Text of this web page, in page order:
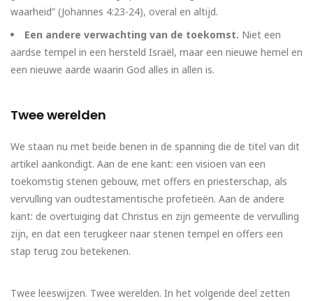
waarheid” (Johannes 4:23-24), overal en altijd.
Een andere verwachting van de toekomst. Niet een
aardse tempel in een hersteld Israël, maar een nieuwe hemel en
een nieuwe aarde waarin God alles in allen is.
Twee werelden
We staan nu met beide benen in de spanning die de titel van dit
artikel aankondigt. Aan de ene kant: een visioen van een
toekomstig stenen gebouw, met offers en priesterschap, als
vervulling van oudtestamentische profetieën. Aan de andere
kant: de overtuiging dat Christus en zijn gemeente de vervulling
zijn, en dat een terugkeer naar stenen tempel en offers een
stap terug zou betekenen.
Twee leeswijzen. Twee werelden. In het volgende deel zetten